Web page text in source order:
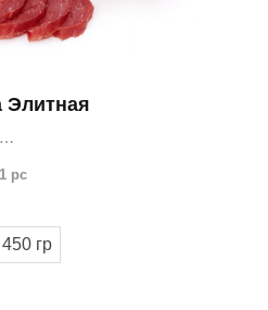
Элитная
продукт более диетическим
1 pc
450 гр